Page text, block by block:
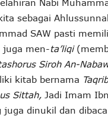
Nabi
sebagai
SAW pasti
juga men-ta’liqi
Siroh An-
kitab bernama
Sittah, Jadi Imam
juga dinukil dan